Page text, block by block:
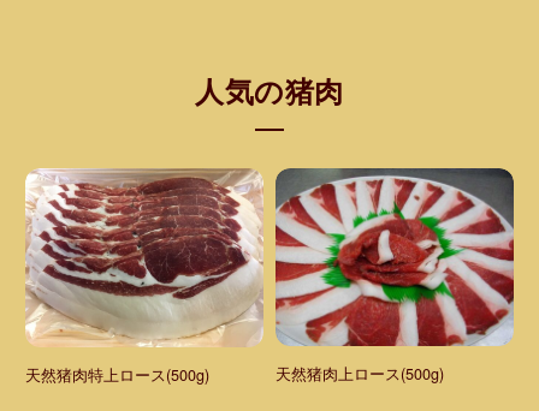
人気の猪肉
天然猪肉特上ロース(500g) 天然猪肉上ロース(500g)